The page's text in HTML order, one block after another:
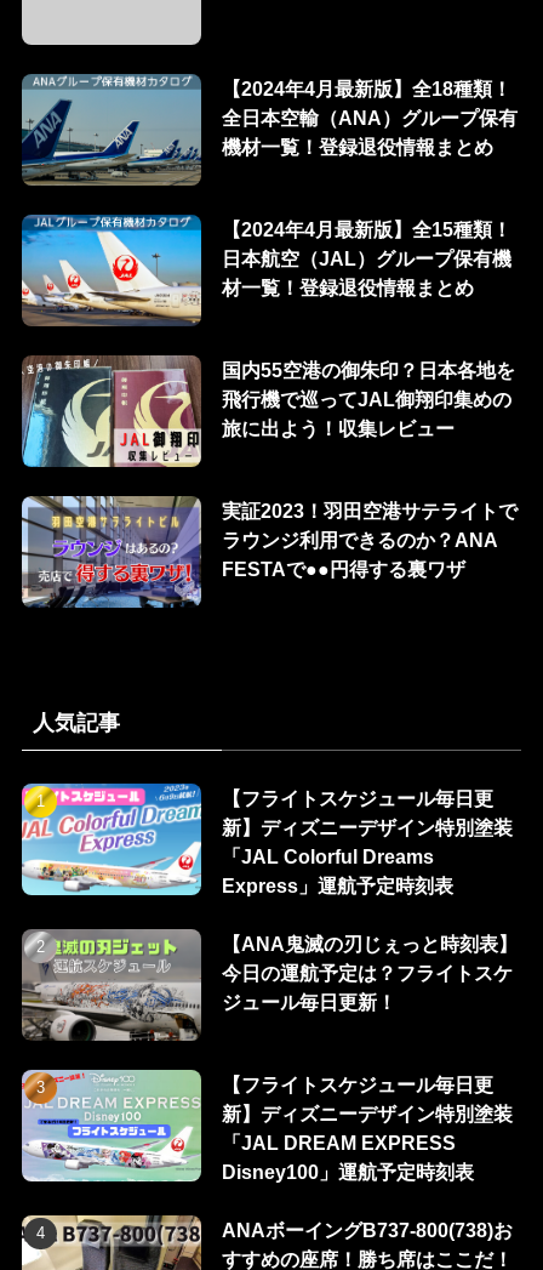
【2024年4月最新版】全18種類！
全日本空輸（ANA）グループ保有
機材一覧！登録退役情報まとめ
【2024年4月最新版】全15種類！
日本航空（JAL）グループ保有機
材一覧！登録退役情報まとめ
国内55空港の御朱印？日本各地を
飛行機で巡ってJAL御翔印集めの
旅に出よう！収集レビュー
実証2023！羽田空港サテライトで
ラウンジ利用できるのか？ANA
FESTAで●●円得する裏ワザ
人気記事
【フライトスケジュール毎日更
新】ディズニーデザイン特別塗装
「JAL Colorful Dreams
Express」運航予定時刻表
【ANA鬼滅の刃じぇっと時刻表】
今日の運航予定は？フライトスケ
ジュール毎日更新！
【フライトスケジュール毎日更
新】ディズニーデザイン特別塗装
「JAL DREAM EXPRESS
Disney100」運航予定時刻表
ANAボーイングB737-800(738)お
すすめの座席！勝ち席はここだ！